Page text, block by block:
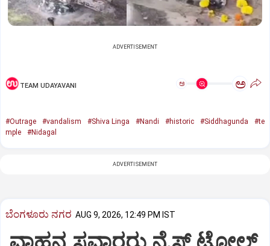
ADVERTISEMENT
TEAM UDAYAVANI ಅ ಅ
#Outrage #vandalism #Shiva Linga #Nandi #historic #Siddhagunda
#te
mple
#Nidagal
ADVERTISEMENT
ಬೆಂಗಳೂರು ನಗರ AUG 9, 2026, 12:49 PM IST